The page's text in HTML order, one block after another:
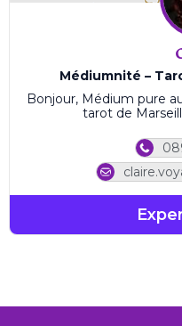
Médiumnité –
Bonjour, Médium pure
tarot de